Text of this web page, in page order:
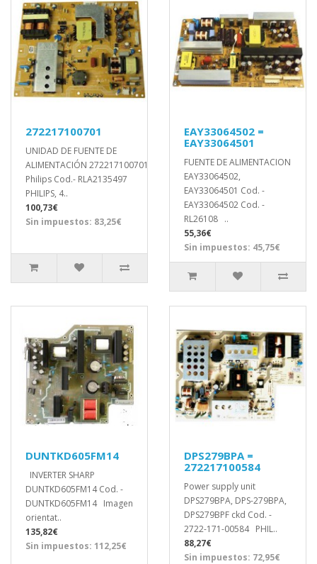
272217100701
UNIDAD DE FUENTE DE
ALIMENTACIÓN 272217100701
Philips Cod.- RLA2135497
PHILIPS, 4..
100,73€
Sin impuestos: 83,25€
EAY33064502 =
EAY33064501
FUENTE DE ALIMENTACION
EAY33064502,
EAY33064501 Cod. -
EAY33064502 Cod. -
RL26108 ..
55,36€
Sin impuestos: 45,75€
DUNTKD605FM14
INVERTER SHARP
DUNTKD605FM14 Cod. -
DUNTKD605FM14 Imagen
orientat..
135,82€
Sin impuestos: 112,25€
DPS279BPA =
272217100584
Power supply unit
DPS279BPA, DPS-279BPA,
DPS279BPF ckd Cod. -
2722-171-00584 PHIL..
88,27€
Sin impuestos: 72,95€